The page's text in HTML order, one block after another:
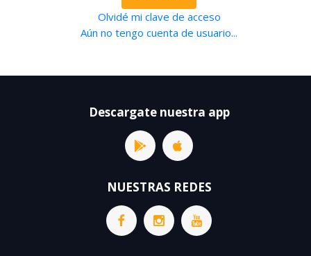
Olvidé mi clave de acceso
Aún no tengo cuenta de usuario...
Descargate nuestra app
NUESTRAS REDES